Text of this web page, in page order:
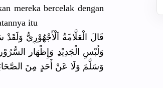
mereka bercelak dengan
ya itu
قَالَ الْعَلَّامَةُ اَلْأَجْهُوْرِيُّ وَلَقَدْ
وَلُبْسِ الْجَدِيْد ِ وَإِظْهَار ِ السُّرُوْر
وَسَلَّمَ وَلَا عَنْ أَحَدٍ مِنَ